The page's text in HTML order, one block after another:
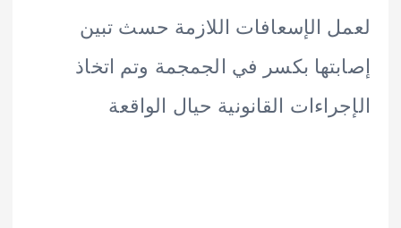
الإسعافات اللازمة حسث تبين
بكسر في الجمجمة وتم اتخاذ
القانونية حيال الواقعة